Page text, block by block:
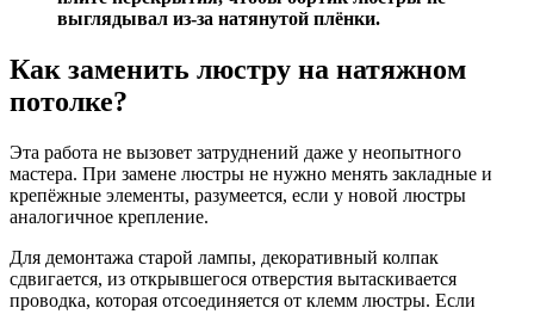
выглядывал из-за натянутой плёнки.
Как заменить люстру на натяжном
потолке?
Эта работа не вызовет затруднений даже у неопытного
мастера. При замене люстры не нужно менять закладные и
крепёжные элементы, разумеется, если у новой люстры
аналогичное крепление.
Для демонтажа старой лампы, декоративный колпак
сдвигается, из открывшегося отверстия вытаскивается
проводка, которая отсоединяется от клемм люстры. Если